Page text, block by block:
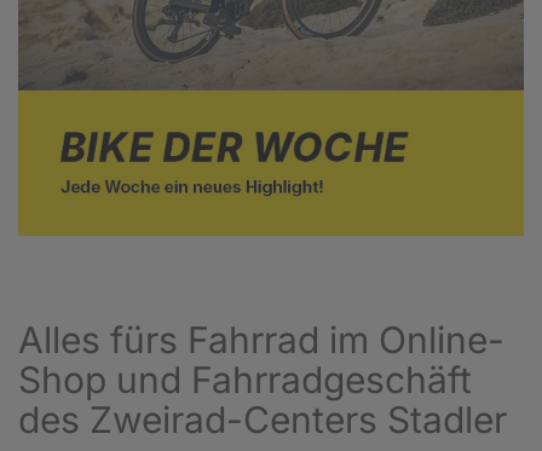
Alles fürs Fahrrad im Online-
Shop und Fahrradgeschäft
des Zweirad-Centers Stadler